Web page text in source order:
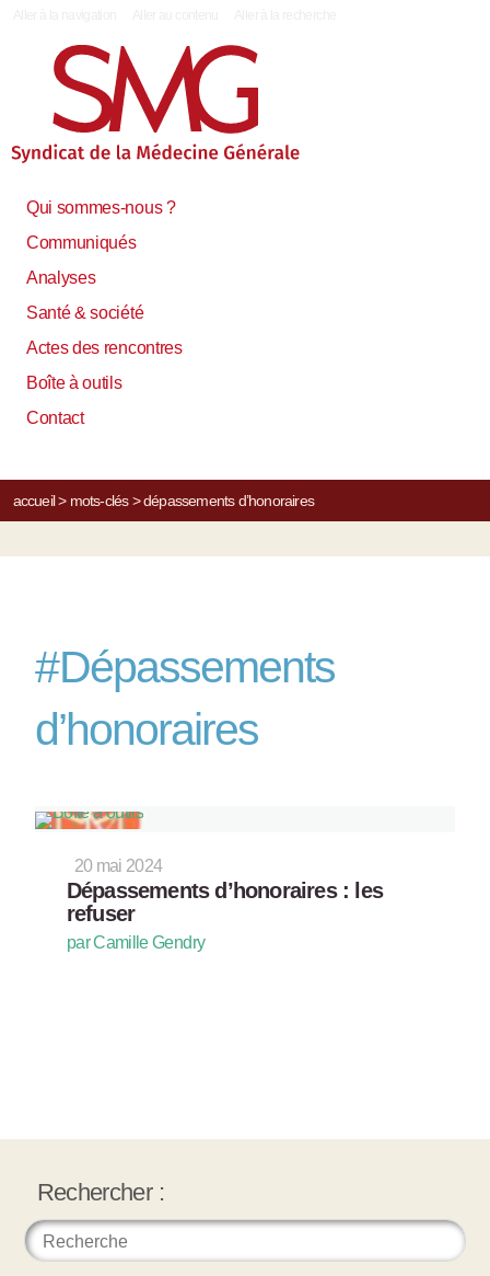
Qui sommes-nous ?
Communiqués
Analyses
Santé & société
Actes des rencontres
Boîte à outils
Contact
accueil> mots-clés> dépassements d’honoraires
#Dépassements
d’honoraires
20 mai 2024
Dépassements d’honoraires : les
refuser
par Camille Gendry
Rechercher :